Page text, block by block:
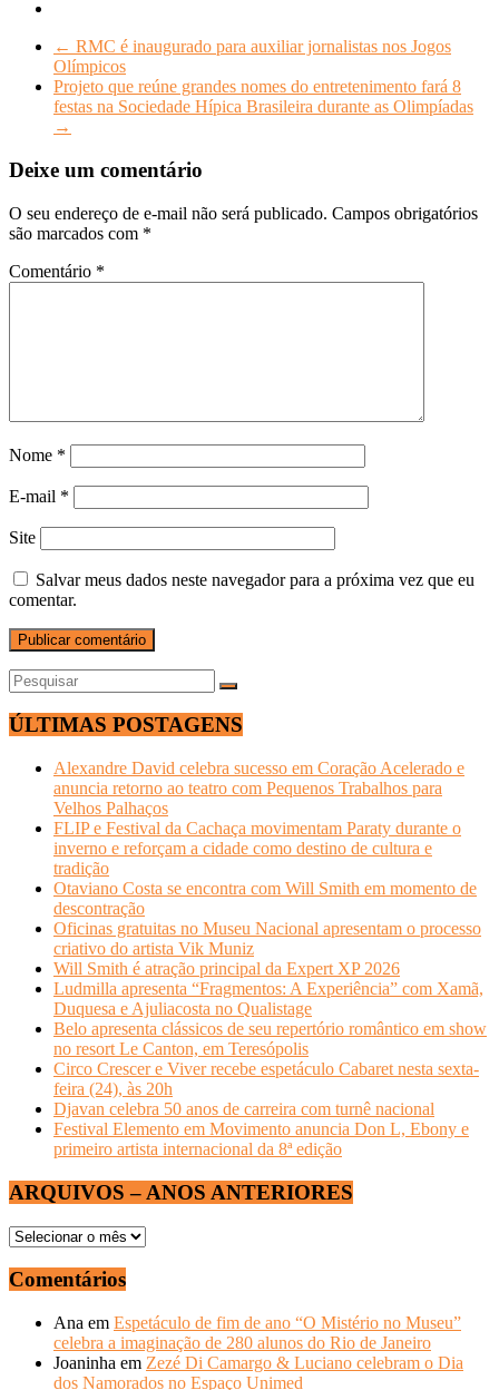
← RMC é inaugurado para auxiliar jornalistas nos Jogos
Olímpicos
Projeto que reúne grandes nomes do entretenimento fará 8
festas na Sociedade Hípica Brasileira durante as Olimpíadas
→
Deixe um comentário
O seu endereço de e-mail não será publicado. Campos obrigatórios
são marcados com *
Comentário *
Nome *
E-mail *
Site
Salvar meus dados neste navegador para a próxima vez que eu
comentar.
ÚLTIMAS POSTAGENS
Alexandre David celebra sucesso em Coração Acelerado e
anuncia retorno ao teatro com Pequenos Trabalhos para
Velhos Palhaços
FLIP e Festival da Cachaça movimentam Paraty durante o
inverno e reforçam a cidade como destino de cultura e
tradição
Otaviano Costa se encontra com Will Smith em momento de
descontração
Oficinas gratuitas no Museu Nacional apresentam o processo
criativo do artista Vik Muniz
Will Smith é atração principal da Expert XP 2026
Ludmilla apresenta “Fragmentos: A Experiência” com Xamã,
Duquesa e Ajuliacosta no Qualistage
Belo apresenta clássicos de seu repertório romântico em show
no resort Le Canton, em Teresópolis
Circo Crescer e Viver recebe espetáculo Cabaret nesta sexta-
feira (24), às 20h
Djavan celebra 50 anos de carreira com turnê nacional
Festival Elemento em Movimento anuncia Don L, Ebony e
primeiro artista internacional da 8ª edição
ARQUIVOS – ANOS ANTERIORES
ARQUIVOS
ANOS
ANTERIORES
Comentários
Ana em Espetáculo de fim de ano “O Mistério no Museu”
celebra a imaginação de 280 alunos do Rio de Janeiro
Joaninha em Zezé Di Camargo & Luciano celebram o Dia
dos Namorados no Espaço Unimed